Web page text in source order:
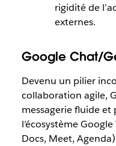
rigidité de
externes.
Google Chat/
Devenu un pilier
collaboration agile,
messagerie fluide
l’écosystème
Docs, Meet,